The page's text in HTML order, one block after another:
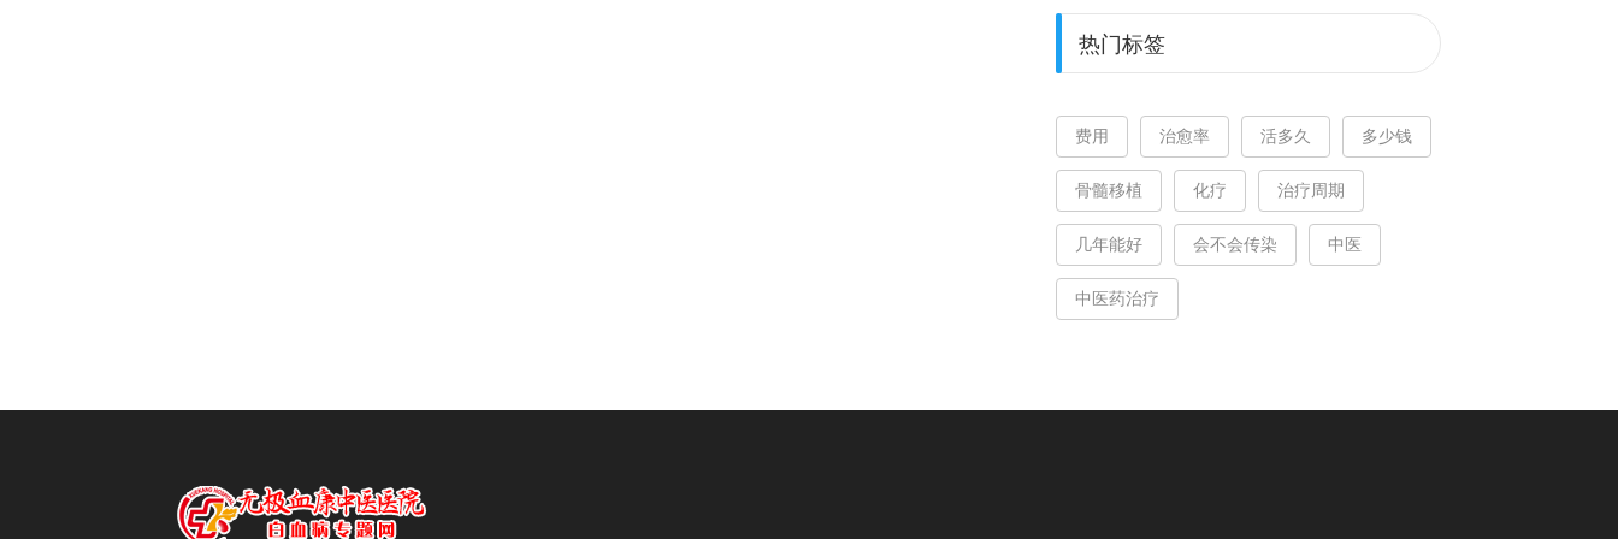
热门标签
费用 治愈率 活多久 多少钱
骨髓移植 化疗 治疗周期
几年能好 会不会传染 中医
中医药治疗